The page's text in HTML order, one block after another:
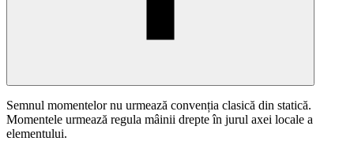
Semnul momentelor nu urmează convenția clasică din statică.
Momentele urmează regula mâinii drepte în jurul axei locale a
elementului.